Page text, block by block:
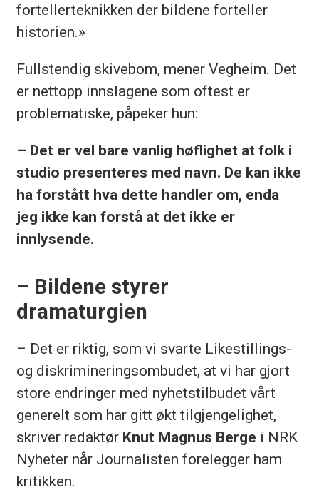
fortellerteknikken der bildene forteller
historien.»
Fullstendig skivebom, mener Vegheim. Det
er nettopp innslagene som oftest er
problematiske, påpeker hun:
– Det er vel bare vanlig høflighet at folk i
studio presenteres med navn. De kan ikke
ha forstått hva dette handler om, enda
jeg ikke kan forstå at det ikke er
innlysende.
– Bildene styrer
dramaturgien
– Det er riktig, som vi svarte Likestillings-
og diskrimineringsombudet, at vi har gjort
store endringer med nyhetstilbudet vårt
generelt som har gitt økt tilgjengelighet,
skriver redaktør Knut Magnus Berge i NRK
Nyheter når Journalisten forelegger ham
kritikken.